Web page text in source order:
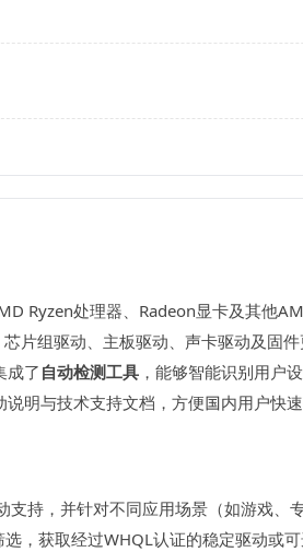
Ryzen处理器、Radeon显卡及其他
片组驱动、主板驱动、声卡驱动及固
成了自动检测工具 ，能够智能识别用户
明与技术支持文档，方便国内用户快速
持，并针对不同应用场景（如游戏、
获取经过WHQL认证的稳定驱动或可